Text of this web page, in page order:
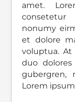
amet.
nonumy
et dolore
voluptua.
duo
gubergren,
Lorem